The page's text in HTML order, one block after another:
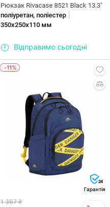
Рюкзак Rivacase 8521 Black 13.3"
поліуретан, поліестер
350х250х110 мм
Відправимо сьогодні
-11%
24
Гарантія
1 367 ₴